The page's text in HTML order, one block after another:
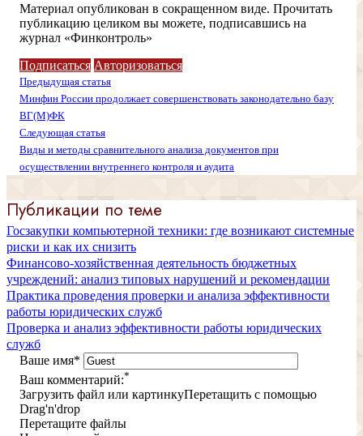
Материал опубликован в сокращенном виде. Прочитать
публикацию целиком вы можете, подписавшись на
журнал «Финконтроль»
Подписаться Авторизоваться
Предыдущая статья
Минфин России продолжает совершенствовать законодательно базу
ВГ(М)ФК
Следующая статья
Виды и методы сравнительного анализа документов при
осуществлении внутреннего контроля и аудита
Публикации по теме
Госзакупки компьютерной техники: где возникают системные
риски и как их снизить
Финансово-хозяйственная деятельность бюджетных
учреждений: анализ типовых нарушений и рекомендации
Практика проведения проверки и анализа эффективности
работы юридических служб
Проверка и анализ эффективности работы юридических
служб
Ваше имя*
Ваш комментарий:*
Загрузить файл или картинкуПеретащить с помощью
Drag'n'drop
Перетащите файлы